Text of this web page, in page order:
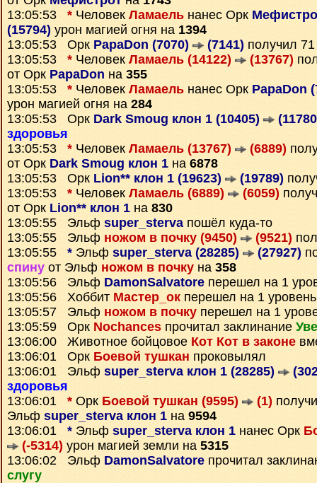
13:05:53 * Человек Ламаель нанес Орк
(15794) урон магией огня на 1394
13:05:53 Орк PapaDon (7070) (7141) получил
13:05:53 * Человек Ламаель (14122) (13767)
от Орк PapaDon на 355
13:05:53 * Человек Ламаель нанес Орк PapaDon
урон магией огня на 284
13:05:53 Орк Dark Smoug клон 1 (10405)
здоровья
13:05:53 * Человек Ламаель (13767) (6889)
от Орк Dark Smoug клон 1 на 6878
13:05:53 Орк Lion** клон 1 (19623) (19789)
13:05:53 * Человек Ламаель (6889) (6059)
от Орк Lion** клон 1 на 830
13:05:55 Эльф super_stervaпошёл куда-то
13:05:55 Эльф ножом в почку (9450) (9521)
13:05:55 * Эльф super_sterva (28285) (27927)
спину от Эльф ножом в почку на 358
13:05:56 Эльф DamonSalvatore перешел на 1
13:05:56 Хоббит Мастер_ок перешел на 1
13:05:57 Эльф ножом в почку перешел на 1
13:05:59 Орк Nochances прочитал заклинание
13:06:00 Животное бойцовое Кот Кот в законе
13:06:01 Орк Боевой тушкан проковылял
13:06:01 Эльф super_sterva клон 1 (28285)
здоровья
13:06:01 * Орк Боевой тушкан (9595) (1)
Эльф super_sterva клон 1 на 9594
13:06:01 * Эльф super_sterva клон 1 нанес Орк
(-5314) урон магией земли на 5315
13:06:02 Эльф DamonSalvatore прочитал
слугу